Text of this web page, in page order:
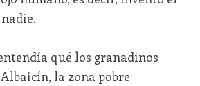
qué los granadinos
la zona pobre